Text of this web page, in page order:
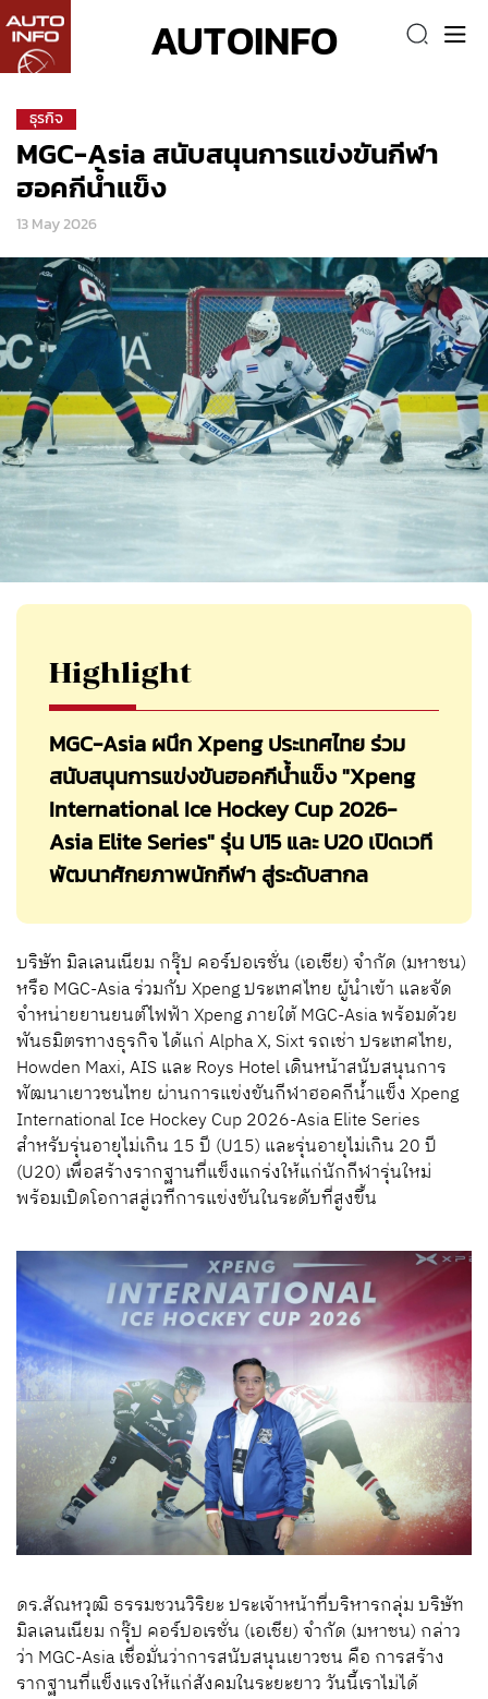
AUTOINFO
ธุรกิจ
MGC-Asia สนับสนุนการแข่งขันกีฬา
ฮอคกีน้ำแข็ง
13 May 2026
Highlight
MGC-Asia ผนึก Xpeng ประเทศไทย ร่วม
สนับสนุนการแข่งขันฮอคกีน้ำแข็ง "Xpeng
International Ice Hockey Cup 2026-
Asia Elite Series" รุ่น U15 และ U20 เปิดเวที
พัฒนาศักยภาพนักกีฬา สู่ระดับสากล
บริษัท มิลเลนเนียม กรุ๊ป คอร์ปอเรชั่น (เอเชีย) จำกัด (มหาชน)
หรือ MGC-Asia ร่วมกับ Xpeng ประเทศไทย ผู้นำเข้า และจัด
จำหน่ายยานยนต์ไฟฟ้า Xpeng ภายใต้ MGC-Asia พร้อมด้วย
พันธมิตรทางธุรกิจ ได้แก่ Alpha X, Sixt รถเช่า ประเทศไทย,
Howden Maxi, AIS และ Roys Hotel เดินหน้าสนับสนุนการ
พัฒนาเยาวชนไทย ผ่านการแข่งขันกีฬาฮอคกีน้ำแข็ง Xpeng
International Ice Hockey Cup 2026-Asia Elite Series
สำหรับรุ่นอายุไม่เกิน 15 ปี (U15) และรุ่นอายุไม่เกิน 20 ปี
(U20) เพื่อสร้างรากฐานที่แข็งแกร่งให้แก่นักกีฬารุ่นใหม่
พร้อมเปิดโอกาสสู่เวทีการแข่งขันในระดับที่สูงขึ้น
ดร.สัณหวุฒิ ธรรมชวนวิริยะ ประเจ้าหน้าที่บริหารกลุ่ม บริษัท
มิลเลนเนียม กรุ๊ป คอร์ปอเรชั่น (เอเชีย) จำกัด (มหาชน) กล่าว
ว่า MGC-Asia เชื่อมั่นว่าการสนับสนุนเยาวชน คือ การสร้าง
รากฐานที่แข็งแรงให้แก่สังคมในระยะยาว วันนี้เราไม่ได้